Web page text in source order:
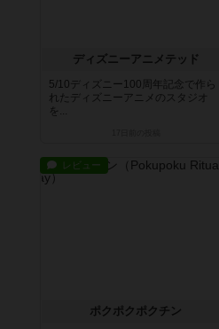
ディズニーアニメテッド
5/10ディズニー100周年記念で作ら
れたディズニーアニメのスタジオ
を...
レビュー
ポクポクポクチン